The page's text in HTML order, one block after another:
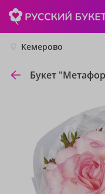
Кемерово
Букет